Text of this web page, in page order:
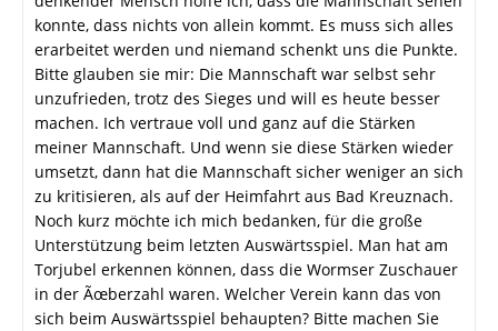
konnte, dass nichts von allein kommt. Es muss sich alles
erarbeitet werden und niemand schenkt uns die Punkte.
Bitte glauben sie mir: Die Mannschaft war selbst sehr
unzufrieden, trotz des Sieges und will es heute besser
machen. Ich vertraue voll und ganz auf die Stärken
meiner Mannschaft. Und wenn sie diese Stärken wieder
umsetzt, dann hat die Mannschaft sicher weniger an sich
zu kritisieren, als auf der Heimfahrt aus Bad Kreuznach.
Noch kurz möchte ich mich bedanken, für die große
Unterstützung beim letzten Auswärtsspiel. Man hat am
Torjubel erkennen können, dass die Wormser Zuschauer
in der Ãœberzahl waren. Welcher Verein kann das von
sich beim Auswärtsspiel behaupten? Bitte machen Sie